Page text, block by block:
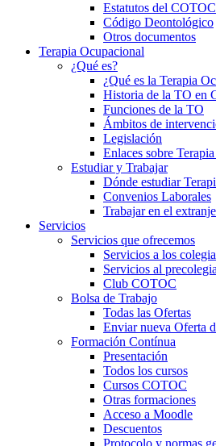
Estatutos del COTOC
Código Deontológico
Otros documentos
Terapia Ocupacional
¿Qué es?
¿Qué es la Terapia
Historia de la TO en
Funciones de la TO
Ámbitos de
Legislación
Enlaces sobre
Estudiar y Trabajar
Dónde estudiar
Convenios Laborales
Trabajar en el
Servicios
Servicios que ofrecemos
Servicios a los
Servicios al
Club COTOC
Bolsa de Trabajo
Todas las Ofertas
Enviar nueva Oferta
Formación Contínua
Presentación
Todos los cursos
Cursos COTOC
Otras formaciones
Acceso a Moodle
Descuentos
Protocolo y normas